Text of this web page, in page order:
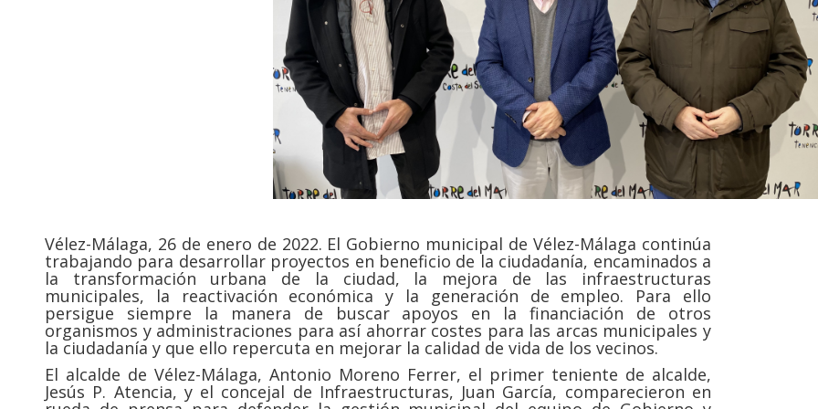
Vélez-Málaga, 26 de enero de 2022. El Gobierno municipal de Vélez-Málaga continúa
trabajando para desarrollar proyectos en beneficio de la ciudadanía, encaminados a
la transformación urbana de la ciudad, la mejora de las infraestructuras
municipales, la reactivación económica y la generación de empleo. Para ello
persigue siempre la manera de buscar apoyos en la financiación de otros
organismos y administraciones para así ahorrar costes para las arcas municipales y
la ciudadanía y que ello repercuta en mejorar la calidad de vida de los vecinos.
El alcalde de Vélez-Málaga, Antonio Moreno Ferrer, el primer teniente de alcalde,
Jesús P. Atencia, y el concejal de Infraestructuras, Juan García, comparecieron en